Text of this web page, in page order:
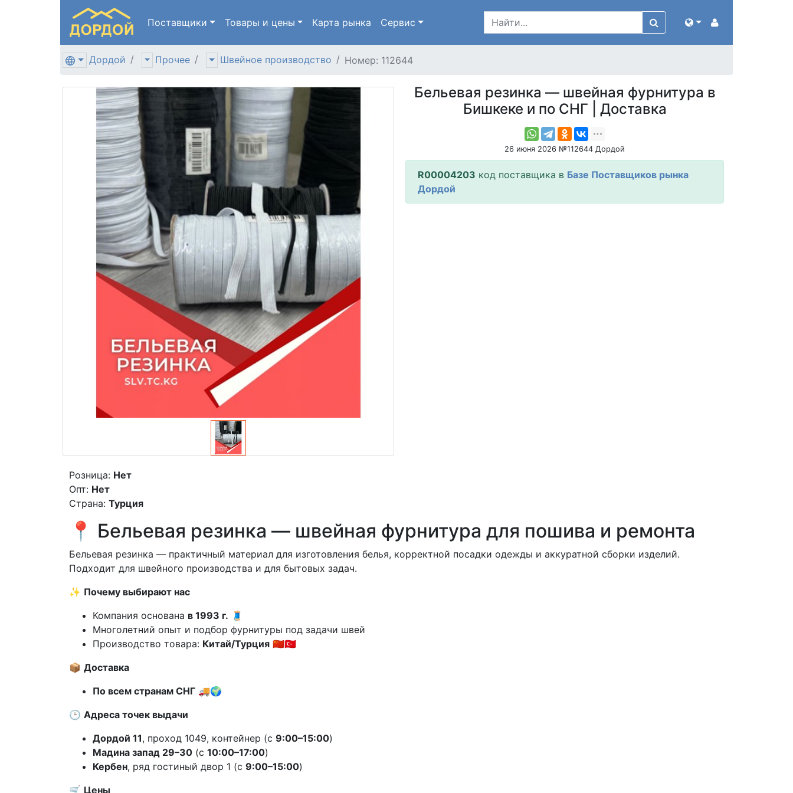
Поставщики Товары и цены Карта рынка Сервис
Дордой Прочее Швейное производство Номер: 112644
Бельевая резинка — швейная фурнитура в
Бишкеке и по СНГ | Доставка
26 июня 2026 №112644 Дордой
R00004203 код поставщика в Базе Поставщиков рынка
Дордой
Розница: Нет
Опт: Нет
Страна: Турция
📍 Бельевая резинка — швейная фурнитура для пошива и ремонта
Бельевая резинка — практичный материал для изготовления белья, корректной посадки одежды и аккуратной сборки изделий.
Подходит для швейного производства и для бытовых задач.
✨ Почему выбирают нас
Компания основана в 1993 г. 🧵
Многолетний опыт и подбор фурнитуры под задачи швей
Производство товара: Китай/Турция 🇨🇳🇹🇷
📦 Доставка
По всем странам СНГ 🚚🌍
🕒 Адреса точек выдачи
Дордой 11, проход 1049, контейнер (с 9:00–15:00)
Мадина запад 29–30 (с 10:00–17:00)
Кербен, ряд гостиный двор 1 (с 9:00–15:00)
🛒 Цены